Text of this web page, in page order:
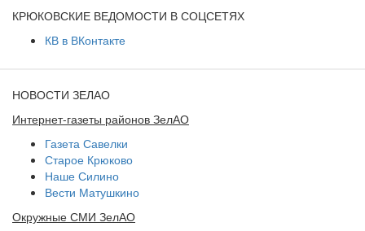
КРЮКОВСКИЕ ВЕДОМОСТИ В СОЦСЕТЯХ
КВ в ВКонтакте
НОВОСТИ ЗЕЛАО
Интернет-газеты районов ЗелАО
Газета Савелки
Старое Крюково
Наше Силино
Вести Матушкино
Окружные СМИ ЗелАО